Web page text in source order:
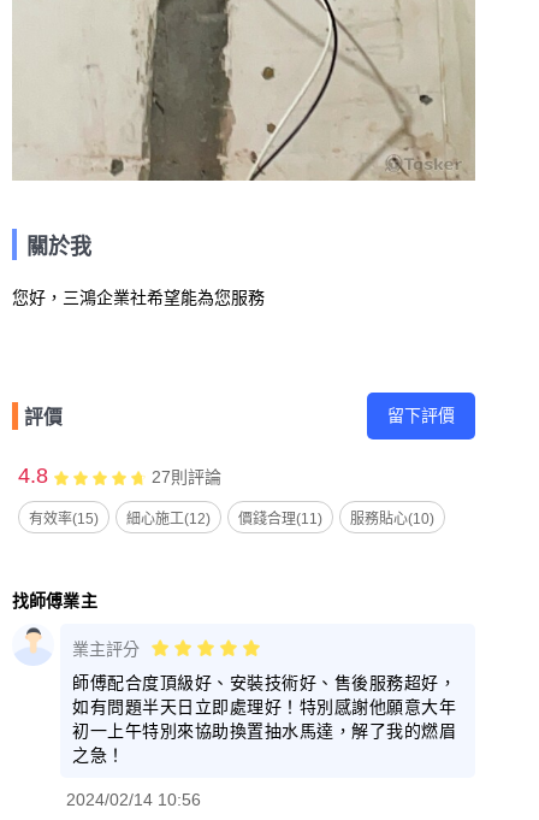
關於我
您好，三鴻企業社希望能為您服務
評價 留下評價
4.8 27則評論
有效率(15) 細心施工(12) 價錢合理(11) 服務貼心(10)
找師傅業主
業主評分
師傅配合度頂級好、安裝技術好、售後服務超好，
如有問題半天日立即處理好！特別感謝他願意大年
初一上午特別來協助換置抽水馬達，解了我的燃眉
之急！
2024/02/14 10:56